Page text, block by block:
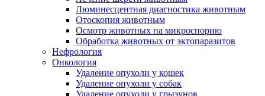
Люминесцентная диагностика животным
Отоскопия животным
Осмотр животных на микроспорию
Обработка животных от эктопаразитов
Нефрология
Онкология
Удаление опухоли у кошек
Удаление опухоли у собак
Удаление опухоли у грызунов